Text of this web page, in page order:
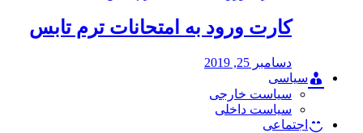
کارت ورود به امتحانات ترم تابس
دسامبر 25, 2019
سیاسی
سیاست خارجی
سیاست داخلی
اجتماعی